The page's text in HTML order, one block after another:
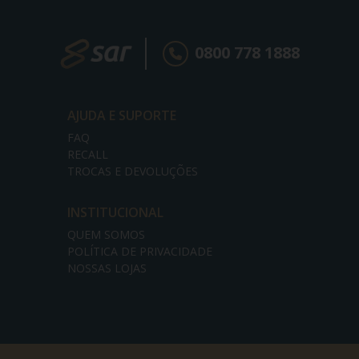
0800 778 1888
AJUDA E SUPORTE
FAQ
RECALL
TROCAS E DEVOLUÇÕES
INSTITUCIONAL
QUEM SOMOS
POLÍTICA DE PRIVACIDADE
NOSSAS LOJAS